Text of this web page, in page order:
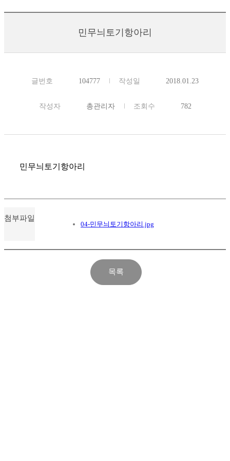
민무늬토기항아리
글번호 104777 작성일 2018.01.23
작성자 총관리자 조회수 782
민무늬토기항아리
첨부파일
04-민무늬토기항아리.jpg